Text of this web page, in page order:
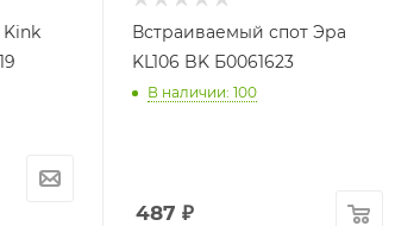
Встраиваемый спот Эра
KL106 BK Б0061623
В наличии: 100
487 ₽